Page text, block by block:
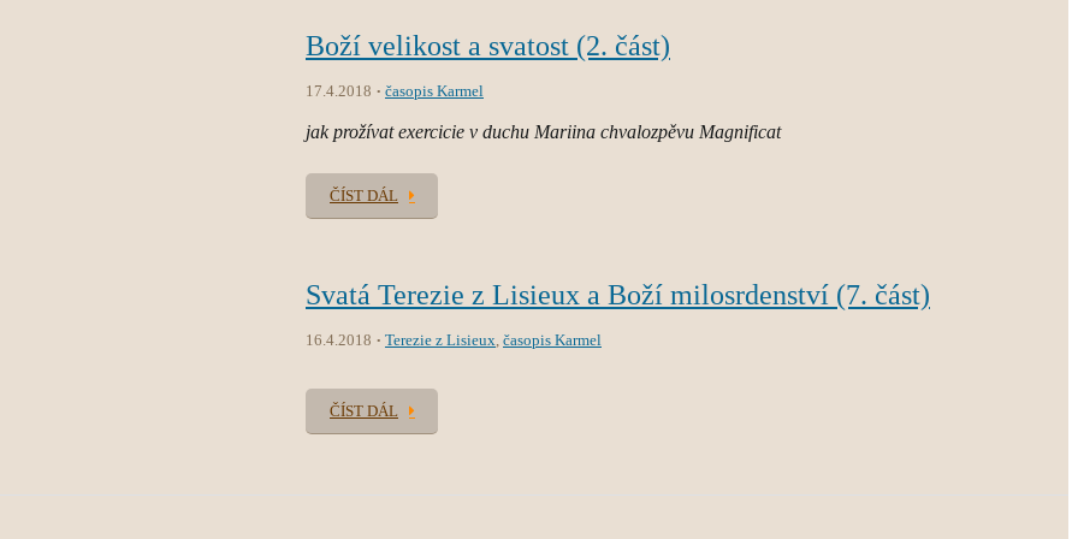
Boží velikost a svatost (2. část)
17.4.2018 časopis Karmel
jak prožívat exercicie v duchu Mariina chvalozpěvu Magnificat
ČÍST DÁL
Svatá Terezie z Lisieux a Boží milosrdenství (7. část)
16.4.2018 Terezie z Lisieux, časopis Karmel
ČÍST DÁL